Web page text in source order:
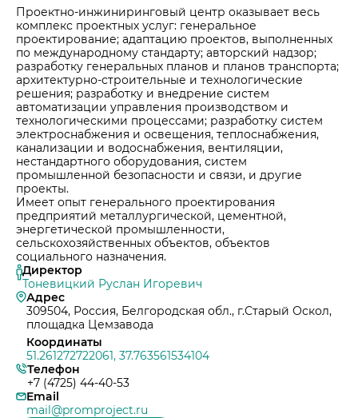
Проектно-инжиниринговый центр оказывает весь
комплекс проектных услуг: генеральное
проектирование; адаптацию проектов, выполненных
по международному стандарту; авторский надзор;
разработку генеральных планов и планов транспорта;
архитектурно-строительные и технологические
решения; разработку и внедрение систем
автоматизации управления производством и
технологическими процессами; разработку систем
электроснабжения и освещения, теплоснабжения,
канализации и водоснабжения, вентиляции,
нестандартного оборудования, систем
промышленной безопасности и связи, и другие
проекты.
Имеет опыт генерального проектирования
предприятий металлургической, цементной,
энергетической промышленности,
сельскохозяйственных объектов, объектов
социального назначения.
Директор
Тоневицкий Руслан Игоревич
Адрес
309504, Россия, Белгородская обл., г.Старый Оскол,
площадка Цемзавода
Координаты
51.261272722061, 37.763561534104
Телефон
+7 (4725) 44-40-53
Email
mail@promproject.ru
Издание для клиентов
Аналитика цементной отрасли
Медиабанк
Пресса о нас